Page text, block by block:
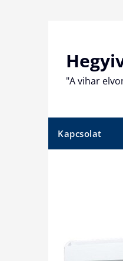
"A vihar
Kapcsolat